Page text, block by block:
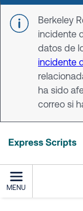
Skip to main
Berkeley
incidente
datos de
incidente
ha sido
correo si
MENU